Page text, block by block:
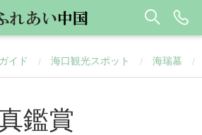
イド / 海口観光スポット / 海瑞墓 /
鑑賞